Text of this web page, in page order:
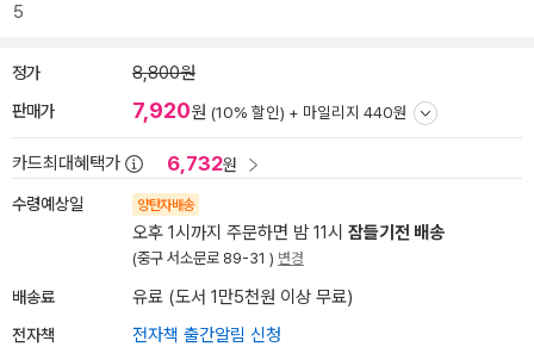
5
정가 8,800원
판매가 7,920원 (10% 할인) + 마일리지 440원
카드최대혜택가 6,732원
수령예상일 양탄자배송
오후 1시까지 주문하면 밤 11시 잠들기전 배송
(중구 서소문로 89-31 ) 변경
배송료 유료 (도서 1만5천원 이상 무료)
전자책 전자책 출간알림 신청